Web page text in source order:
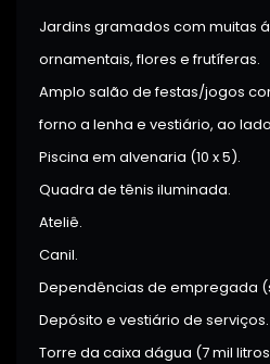
Jardins gramados com muitas
ornamentais, flores e frutíferas.
Amplo salão de festas/jogos
forno a lenha e vestiário, ao
Piscina em alvenaria (10 x 5).
Quadra de tênis iluminada.
Ateliê.
Canil.
Dependências de empregada
Depósito e vestiário de serviços.
Torre da caixa dágua (7 mil